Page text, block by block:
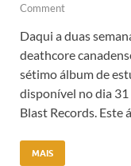
Comment
Daqui a duas
deathcore
sétimo álbum de
disponível no dia
Blast Records. Este
MAIS